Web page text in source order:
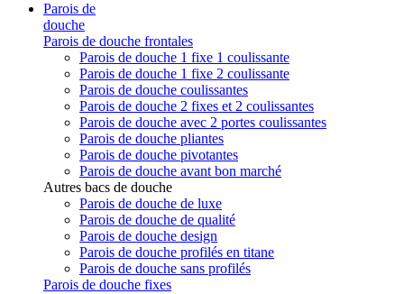
Parois de
douche
Parois de douche frontales
Parois de douche 1 fixe 1 coulissante
Parois de douche 1 fixe 2 coulissante
Parois de douche coulissantes
Parois de douche 2 fixes et 2 coulissantes
Parois de douche avec 2 portes coulissantes
Parois de douche pliantes
Parois de douche pivotantes
Parois de douche avant bon marché
Autres bacs de douche
Parois de douche de luxe
Parois de douche de qualité
Parois de douche design
Parois de douche profilés en titane
Parois de douche sans profilés
Parois de douche fixes